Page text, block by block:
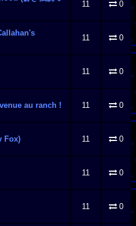
11 0
11 0
11 0
au ranch ! 11 0
Fox) 11 0
11 0
11 0